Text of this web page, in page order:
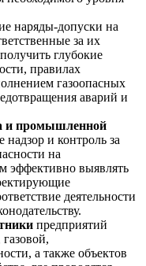
наряды-допуски на
за их
глубокие
правилах
газоопасных
аварий и
и промышленной
и контроль за
на
эффективно выявлять
деятельности
предприятий
а также объектов